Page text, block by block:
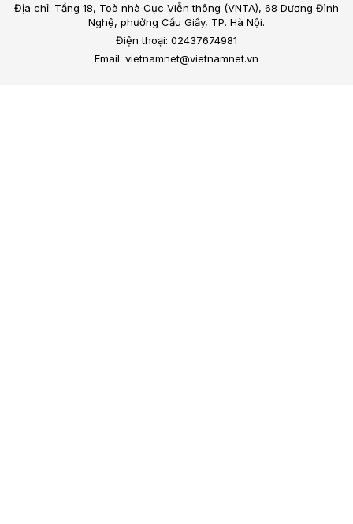
Địa chỉ: Tầng 18, Toà nhà Cục Viễn thông (VNTA), 68 Dương Đình
Nghệ, phường Cầu Giấy, TP. Hà Nội.
Điện thoại: 02437674981
Email: vietnamnet@vietnamnet.vn